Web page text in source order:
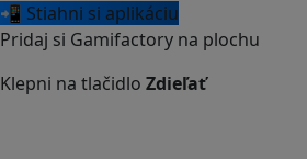
📲 Stiahni si aplikáciu
Pridaj si Gamifactory na plochu
Klepni na tlačidlo Zdieľať